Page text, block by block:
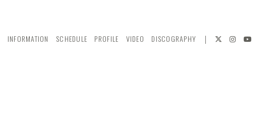
INFORMATION SCHEDULE PROFILE VIDEO DISCOGRAPHY